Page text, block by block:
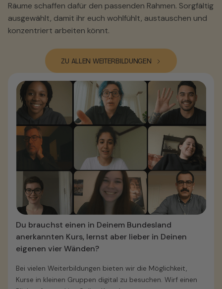
Räume schaffen dafür den passenden Rahmen. Sorgfältig
ausgewählt, damit ihr euch wohlfühlt, austauschen und
konzentriert arbeiten könnt.
ZU ALLEN WEITERBILDUNGEN
Du brauchst einen in Deinem Bundesland
anerkannten Kurs, lernst aber lieber in Deinen
eigenen vier Wänden?
Bei vielen Weiterbildungen bieten wir die Möglichkeit,
Kurse in kleinen Gruppen digital zu besuchen. Wirf einen